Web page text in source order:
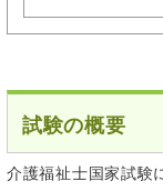
試験の概要
介護福祉士国家試験